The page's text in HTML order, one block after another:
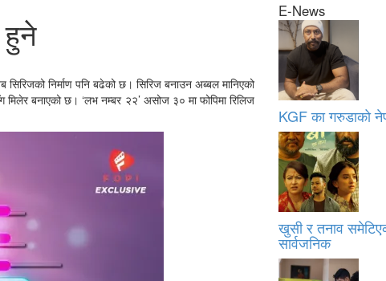
हुने
निर्माण पनि बढेको छ। सिरिज बनाउन अब्बल मानिएको
बनाएको छ। ‘लभ नम्बर २२’ असोज ३० मा फोपिमा रिलिज
E-News
KGF का गरुडाको
खुसी र तनाव
सार्वजनिक